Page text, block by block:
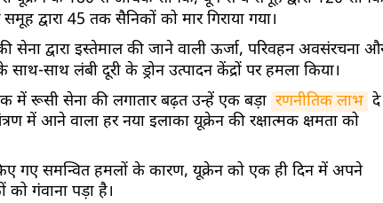
द्वारा 45 तक सैनिकों को मार गिराया गया।
सेना द्वारा इस्तेमाल की जाने वाली ऊर्जा, परिवहन अवसंरचना
साथ लंबी दूरी के ड्रोन उत्पादन केंद्रों पर हमला किया।
में रूसी सेना की लगातार बढ़त उन्हें एक बड़ा रणनीतिक लाभ दे
में आने वाला हर नया इलाका यूक्रेन की रक्षात्मक क्षमता को
गए समन्वित हमलों के कारण, यूक्रेन को एक ही दिन में अपने
गंवाना पड़ा है।